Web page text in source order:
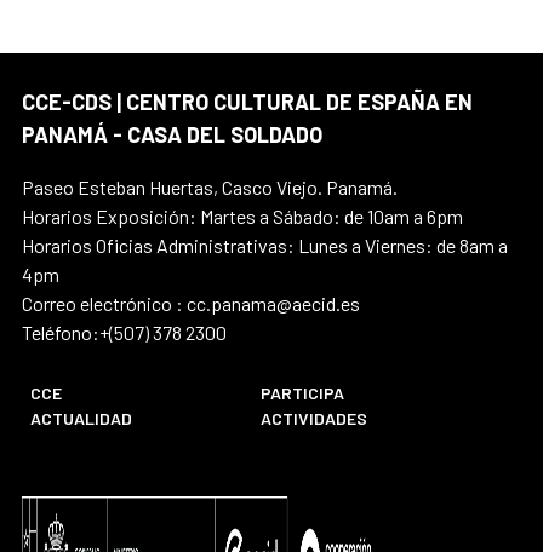
CCE-CDS | CENTRO CULTURAL DE ESPAÑA EN
PANAMÁ - CASA DEL SOLDADO
Paseo Esteban Huertas, Casco Viejo. Panamá.
Horarios Exposición: Martes a Sábado: de 10am a 6pm
Horarios Oficias Administrativas: Lunes a Viernes: de 8am a
4pm
Correo electrónico : cc.panama@aecid.es
Teléfono:+(507) 378 2300
CCE
PARTICIPA
ACTUALIDAD
ACTIVIDADES